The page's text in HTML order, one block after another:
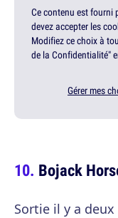
Ce contenu est fourni
devez accepter les
Modifiez ce choix à
de la Confidentialité"
Gérer mes
Bojack
Sortie il y a